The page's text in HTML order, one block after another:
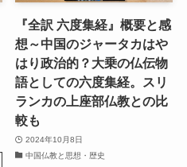
『全訳 六度集経』概要と感
想～中国のジャータカはや
はり政治的？大乗の仏伝物
語としての六度集経。スリ
ランカの上座部仏教との比
較も
2024年10月8日
中国仏教と思想・歴史